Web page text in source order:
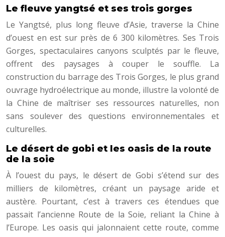
Le fleuve yangtsé et ses trois gorges
Le Yangtsé, plus long fleuve d’Asie, traverse la Chine
d’ouest en est sur près de 6 300 kilomètres. Ses Trois
Gorges, spectaculaires canyons sculptés par le fleuve,
offrent des paysages à couper le souffle. La
construction du barrage des Trois Gorges, le plus grand
ouvrage hydroélectrique au monde, illustre la volonté de
la Chine de maîtriser ses ressources naturelles, non
sans soulever des questions environnementales et
culturelles.
Le désert de gobi et les oasis de la route
de la soie
À l’ouest du pays, le désert de Gobi s’étend sur des
milliers de kilomètres, créant un paysage aride et
austère. Pourtant, c’est à travers ces étendues que
passait l’ancienne Route de la Soie, reliant la Chine à
l’Europe. Les oasis qui jalonnaient cette route, comme